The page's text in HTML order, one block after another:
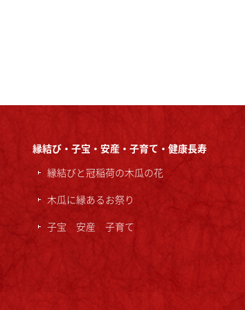
縁結び・子宝・安産・子育て・健康長寿
縁結びと冠稲荷の木瓜の花
木瓜に縁あるお祭り
子宝 安産 子育て